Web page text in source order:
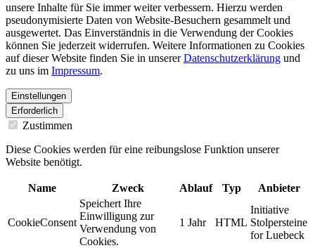
unsere Inhalte für Sie immer weiter verbessern. Hierzu werden
pseudonymisierte Daten von Website-Besuchern gesammelt und
ausgewertet. Das Einverständnis in die Verwendung der Cookies
können Sie jederzeit widerrufen. Weitere Informationen zu Cookies
auf dieser Website finden Sie in unsererDatenschutzerklärung und
zu uns im Impressum.
Einstellungen
Erforderlich
Zustimmen
Diese Cookies werden für eine reibungslose Funktion unserer
Website benötigt.
Name Zweck Ablauf Typ Anbieter
CookieConsent
Speichert Ihre
Einwilligung zur
Verwendung von
Cookies.
1 Jahr HTML
Initiative
Stolpersteine
for Luebeck